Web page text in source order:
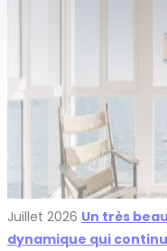
Juillet 2026 Un très
dynamique qui